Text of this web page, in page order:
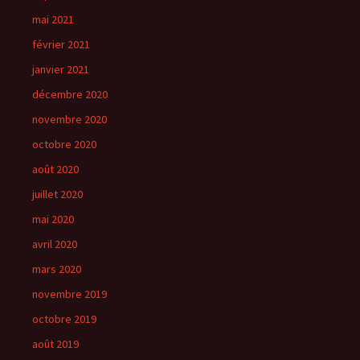
mai 2021
février 2021
janvier 2021
décembre 2020
novembre 2020
octobre 2020
août 2020
juillet 2020
mai 2020
avril 2020
mars 2020
novembre 2019
octobre 2019
août 2019